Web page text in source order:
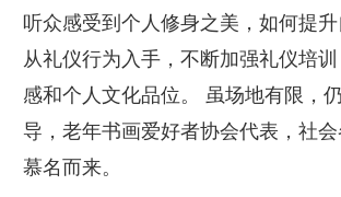
听众感受到个人修身之美，如何提升
从礼仪行为入手，不断加强礼仪培
感和个人文化品位。 虽场地有限，
导，老年书画爱好者协会代表，社
慕名而来。